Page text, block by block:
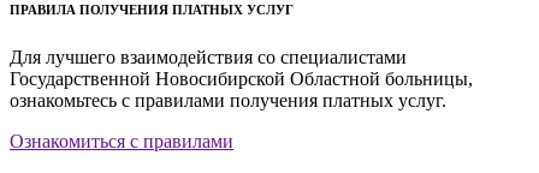
ПРАВИЛА ПОЛУЧЕНИЯ ПЛАТНЫХ УСЛУГ
Для лучшего взаимодействия со специалистами
Государственной Новосибирской Областной больницы,
ознакомьтесь с правилами получения платных услуг.
Ознакомиться с правилами